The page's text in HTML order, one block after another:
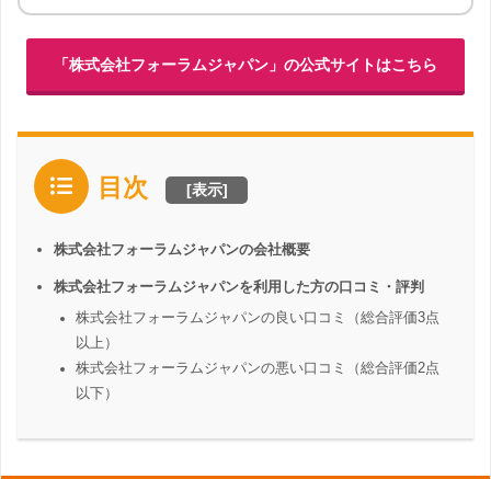
「株式会社フォーラムジャパン」の公式サイトはこちら
目次 [表示]
株式会社フォーラムジャパンの会社概要
株式会社フォーラムジャパンを利用した方の口コミ・評判
株式会社フォーラムジャパンの良い口コミ（総合評価3点
以上）
株式会社フォーラムジャパンの悪い口コミ（総合評価2点
以下）